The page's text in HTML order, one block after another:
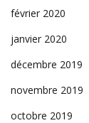
février 2020
janvier 2020
décembre 2019
novembre 2019
octobre 2019